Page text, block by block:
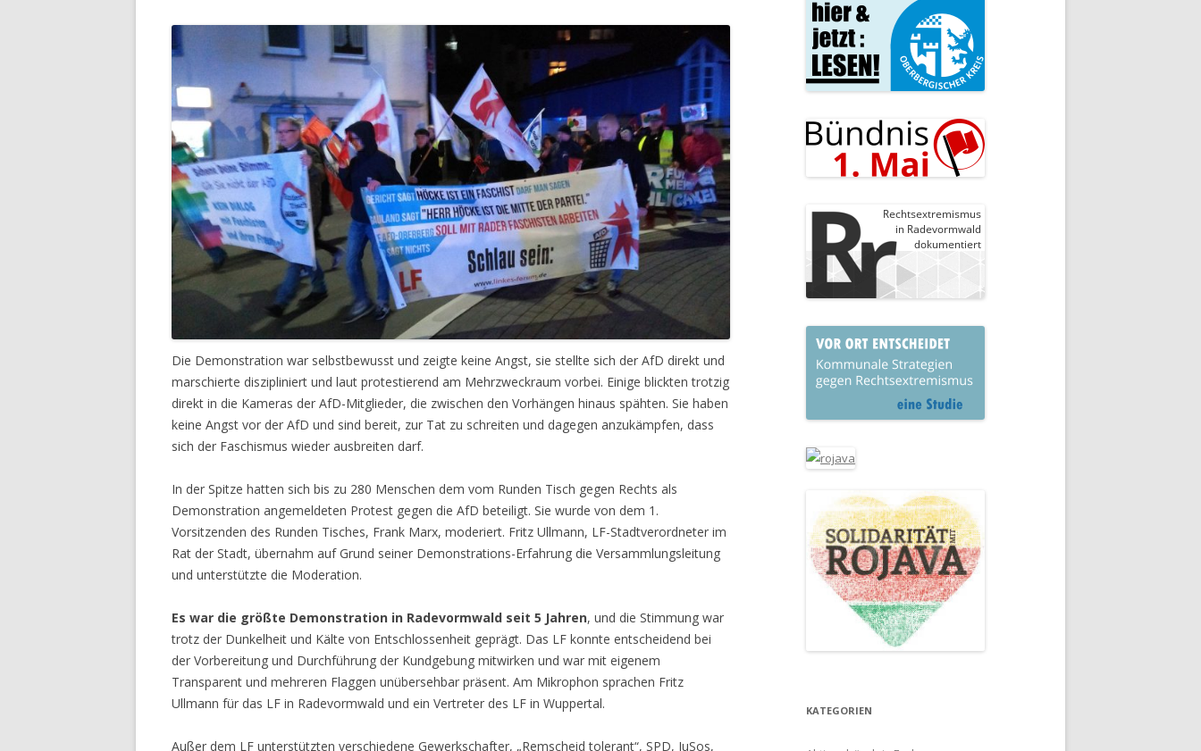
Die Demonstration war selbstbewusst und zeigte keine Angst, sie stellte sich der AfD direkt und
marschierte diszipliniert und laut protestierend am Mehrzweckraum vorbei. Einige blickten trotzig
direkt in die Kameras der AfD-Mitglieder, die zwischen den Vorhängen hinaus spähten. Sie haben
keine Angst vor der AfD und sind bereit, zur Tat zu schreiten und dagegen anzukämpfen, dass
sich der Faschismus wieder ausbreiten darf.
In der Spitze hatten sich bis zu 280 Menschen dem vom Runden Tisch gegen Rechts als
Demonstration angemeldeten Protest gegen die AfD beteiligt. Sie wurde von dem 1.
Vorsitzenden des Runden Tisches, Frank Marx, moderiert. Fritz Ullmann, LF-Stadtverordneter im
Rat der Stadt, übernahm auf Grund seiner Demonstrations-Erfahrung die Versammlungsleitung
und unterstützte die Moderation.
Es war die größte Demonstration in Radevormwald seit 5 Jahren, und die Stimmung war
trotz der Dunkelheit und Kälte von Entschlossenheit geprägt. Das LF konnte entscheidend bei
der Vorbereitung und Durchführung der Kundgebung mitwirken und war mit eigenem
Transparent und mehreren Flaggen unübersehbar präsent. Am Mikrophon sprachen Fritz
Ullmann für das LF in Radevormwald und ein Vertreter des LF in Wuppertal.
Außer dem LF unterstützten verschiedene Gewerkschafter, „Remscheid tolerant“, SPD, JuSos,
KATEGORIEN